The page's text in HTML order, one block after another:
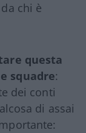
chi è
questa
squadre:
dei conti
di assai